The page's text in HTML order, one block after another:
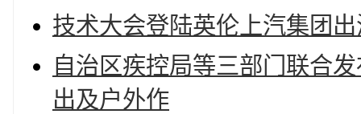
技术大会登陆英伦上汽集团
自治区疾控局等三部门联合
出及户外作